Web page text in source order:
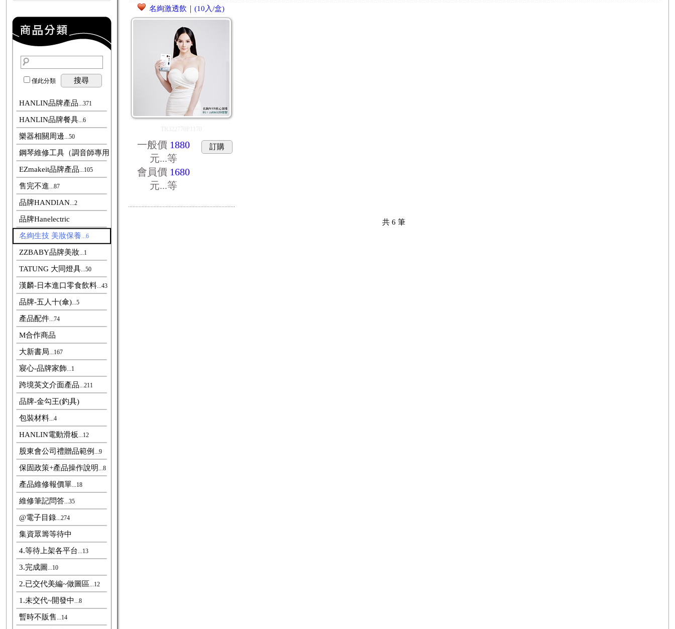
僅此分類 搜尋
HANLIN品牌產品...371
HANLIN品牌餐具...6
樂器相關周邊...50
鋼琴維修工具（調音師專用）
EZmakeit品牌產品...105
售完不進...87
品牌HANDIAN...2
品牌Hanelectric
名絢生技 美妝保養...6
ZZBABY品牌美妝...1
TATUNG 大同燈具...50
漢麟-日本進口零食飲料...43
品牌-五人十(傘)...5
產品配件...74
M合作商品
大新書局...167
寢心-品牌家飾...1
跨境英文介面產品...211
品牌-金勾王(釣具)
包裝材料...4
HANLIN電動滑板 ...12
股東會公司禮贈品範例 ...9
保固政策+產品操作說明 ...8
產品維修報價單...18
維修筆記問答...35
@電子目錄...274
集資眾籌等待中
4.等待上架各平台...13
3.完成圖 ...10
2.已交代美編~做圖區...12
1.未交代~開發中 ...8
暫時不販售 ...14
名絢激透飲｜(10入/盒)
TR322770P1170
一般價 1880
元...等
會員價 1680
元...等
訂購
共 6筆